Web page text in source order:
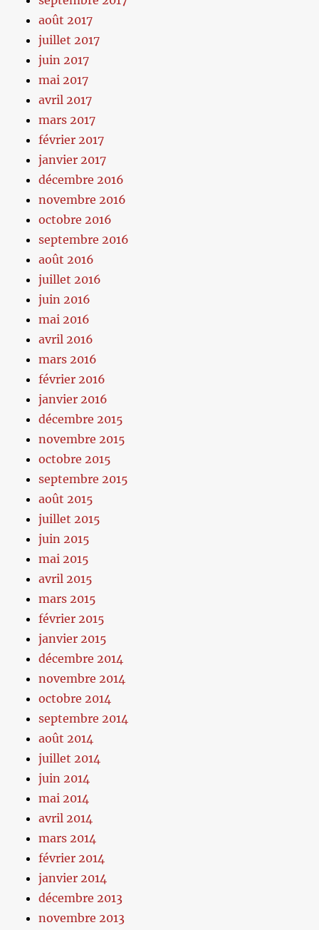
août 2017
juillet 2017
juin 2017
mai 2017
avril 2017
mars 2017
février 2017
janvier 2017
décembre 2016
novembre 2016
octobre 2016
septembre 2016
août 2016
juillet 2016
juin 2016
mai 2016
avril 2016
mars 2016
février 2016
janvier 2016
décembre 2015
novembre 2015
octobre 2015
septembre 2015
août 2015
juillet 2015
juin 2015
mai 2015
avril 2015
mars 2015
février 2015
janvier 2015
décembre 2014
novembre 2014
octobre 2014
septembre 2014
août 2014
juillet 2014
juin 2014
mai 2014
avril 2014
mars 2014
février 2014
janvier 2014
décembre 2013
novembre 2013